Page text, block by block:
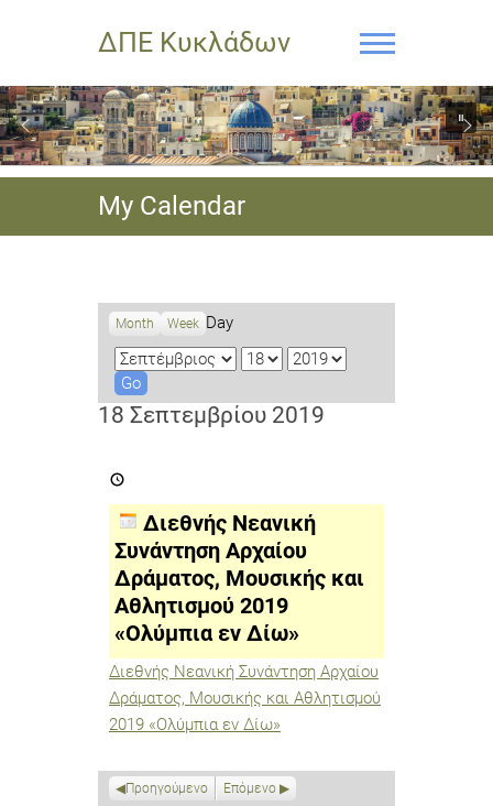
ΔΠΕ Κυκλάδων
My Calendar
Month Week Day
M
o
n
D
y
Y
a
18 Σεπτεμβρίου 2019
Νεανική
Αρχαίου
Δράματος,
Μουσικής
και
Αθλητισμού
2019
«Ολύμπια
Δίω»
Διεθνής Νεανική
Συνάντηση Αρχαίου
Δράματος, Μουσικής και
Αθλητισμού 2019
«Ολύμπια εν Δίω»
Διεθνής Νεανική Συνάντηση Αρχαίου
Δράματος, Μουσικής και Αθλητισμού
2019 «Ολύμπια εν Δίω»
Προηγούμενο Επόμενο